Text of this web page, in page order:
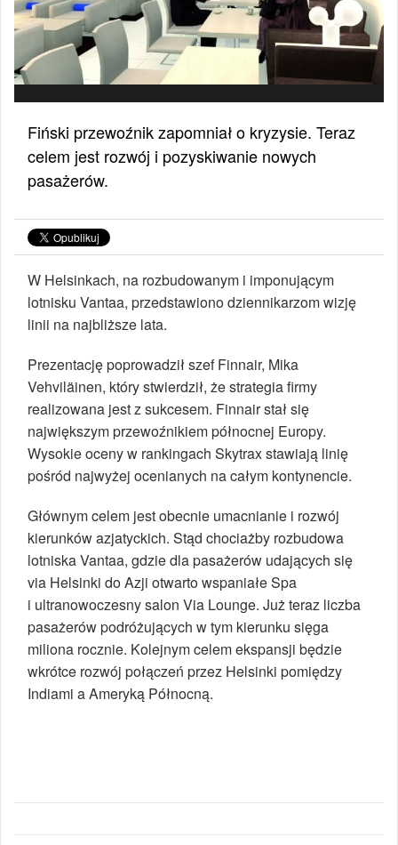
Fiński przewoźnik zapomniał o kryzysie. Teraz
celem jest rozwój i pozyskiwanie nowych
pasażerów.
W Helsinkach, na rozbudowanym i imponującym
lotnisku Vantaa, przedstawiono dziennikarzom wizję
linii na najbliższe lata.
Prezentację poprowadził szef Finnair, Mika
Vehviläinen, który stwierdził, że strategia firmy
realizowana jest z sukcesem. Finnair stał się
największym przewoźnikiem północnej Europy.
Wysokie oceny w rankingach Skytrax stawiają linię
pośród najwyżej ocenianych na całym kontynencie.
Głównym celem jest obecnie umacnianie i rozwój
kierunków azjatyckich. Stąd chociażby rozbudowa
lotniska Vantaa, gdzie dla pasażerów udających się
via Helsinki do Azji otwarto wspaniałe Spa
i ultranowoczesny salon Via Lounge. Już teraz liczba
pasażerów podróżujących w tym kierunku sięga
miliona rocznie. Kolejnym celem ekspansji będzie
wkrótce rozwój połączeń przez Helsinki pomiędzy
Indiami a Ameryką Północną.